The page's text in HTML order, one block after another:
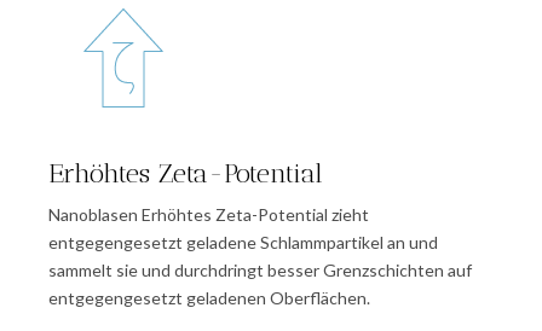
Erhöhtes Zeta-Potential
Nanoblasen Erhöhtes Zeta-Potential zieht
entgegengesetzt geladene Schlammpartikel an und
sammelt sie und durchdringt besser Grenzschichten auf
entgegengesetzt geladenen Oberflächen.